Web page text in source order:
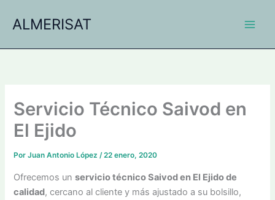
ALMERISAT
Servicio Técnico Saivod en
El Ejido
PorJuan Antonio López/22 enero, 2020
Ofrecemos unservicio técnico Saivod en El Ejido de
calidad, cercano al cliente y más ajustado a su bolsillo,